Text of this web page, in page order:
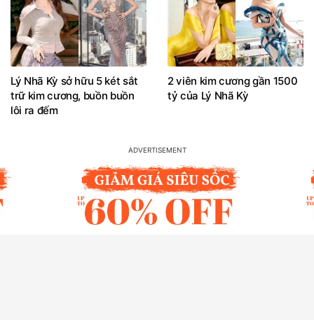
Lý Nhã Kỳ sở hữu 5 két sắt
trữ kim cương, buồn buồn
lôi ra đếm
2 viên kim cương gần 1500
tỷ của Lý Nhã Kỳ